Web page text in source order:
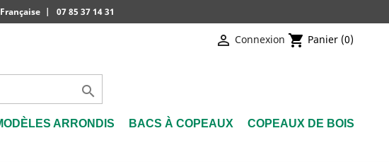
| 07 85 37 14 31
 Connexion shopping_cart Panier (0)

ARRONDIS BACS À COPEAUX COPEAUX DE BOIS